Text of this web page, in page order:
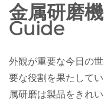
金属研磨
Guide
外観が重要な今日の
要な役割を果たして
属研磨は製品をきれ